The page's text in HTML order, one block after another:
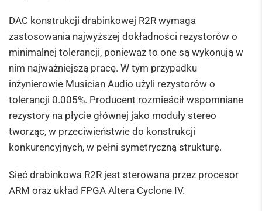
DAC konstrukcji drabinkowej R2R wymaga
zastosowania najwyższej dokładności rezystorów o
minimalnej tolerancji, ponieważ to one są wykonują w
nim najważniejszą pracę. W tym przypadku
inżynierowie Musician Audio użyli rezystorów o
tolerancji 0.005%. Producent rozmieścił wspomniane
rezystory na płycie głównej jako moduły stereo
tworząc, w przeciwieństwie do konstrukcji
konkurencyjnych, w pełni symetryczną strukturę.
Sieć drabinkowa R2R jest sterowana przez procesor
ARM oraz układ FPGA Altera Cyclone IV.